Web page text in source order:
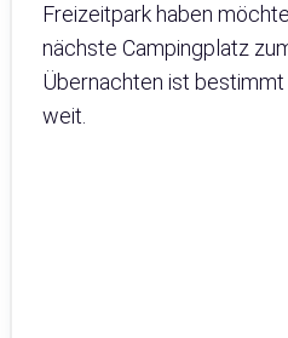
Freizeitpark haben
nächste Campingplatz
Übernachten ist bestimmt
weit.